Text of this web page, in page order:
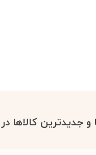
جدیدترین کالاها